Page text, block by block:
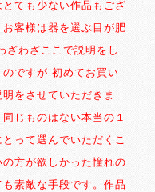
ても少ない作品もござ
客様は器を選ぶ目が肥
ざわざここで説明をし
ですが 初めてお買い
をさせていただきま
じものはない本当の１
って選んでいただくこ
方が欲しかった憧れの
素敵な手段です。作品